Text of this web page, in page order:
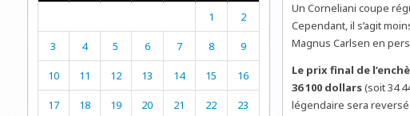
Un Corneliani coupe
Cependant, il s’agit
Magnus Carlsen en
Le prix final de
36 100 dollars(soit 34
légendaire sera reversé
1 2
3 4 5 6 7 8 9
10 11 12 13 14 15 16
17 18 19 20 21 22 23